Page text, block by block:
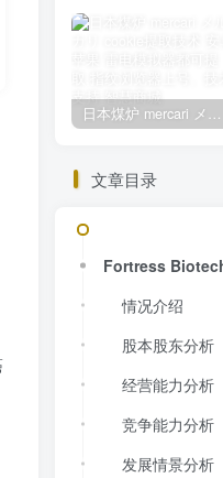
日本煤炉 mercari メルカリ cookie提取技术 安卓 苹果 雷电模拟器都可提取,指纹浏览器上号。技术支持
文章目录
Fortress
情况介绍
股本股东分析
经营能力分析
竞争能力分析
发展情景分析